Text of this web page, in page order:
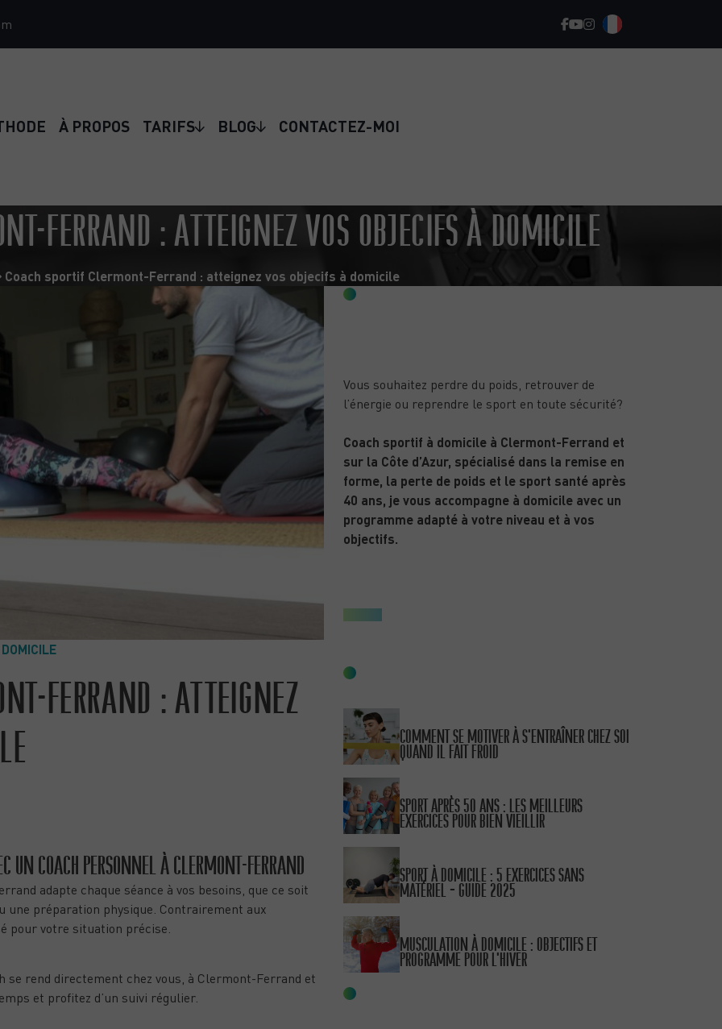
À PROPOS TARIFS BLOG CONTACTEZ-MOI
FERRAND : ATTEIGNEZ VOS OBJECIFS À DOMICILE
Coach sportif Clermont-Ferrand : atteignez vos objecifs à domicile
FERRAND : ATTEIGNEZ
UN COACH PERSONNEL À CLERMONT-FERRAND
adapte chaque séance à vos besoins, que ce soit
une préparation physique. Contrairement aux
pour votre situation précise.
se rend directement chez vous, à Clermont-Ferrand et
et profitez d’un suivi régulier.
Vous souhaitez perdre du poids, retrouver de
l’énergie ou reprendre le sport en toute sécurité?
Coach sportif à domicile à Clermont-Ferrand et
sur la Côte d’Azur, spécialisé dans la remise en
forme, la perte de poids et le sport santé après
40 ans, je vous accompagne à domicile avec un
programme adapté à votre niveau et à vos
objectifs.
COMMENT SE MOTIVER À S’ENTRAÎNER CHEZ SOI
QUAND IL FAIT FROID
SPORT APRÈS 50 ANS : LES MEILLEURS
EXERCICES POUR BIEN VIEILLIR
SPORT À DOMICILE : 5 EXERCICES SANS
MATÉRIEL – GUIDE 2025
MUSCULATION À DOMICILE : OBJECTIFS ET
PROGRAMME POUR L’HIVER